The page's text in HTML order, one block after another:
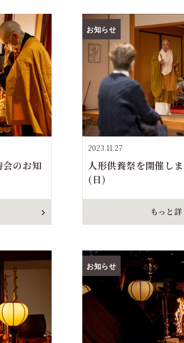
のお知
お知らせ
2023.11.27
人形供養祭を開催し
(日)
もっと詳
お知らせ